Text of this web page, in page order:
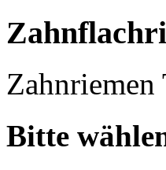
Bitte